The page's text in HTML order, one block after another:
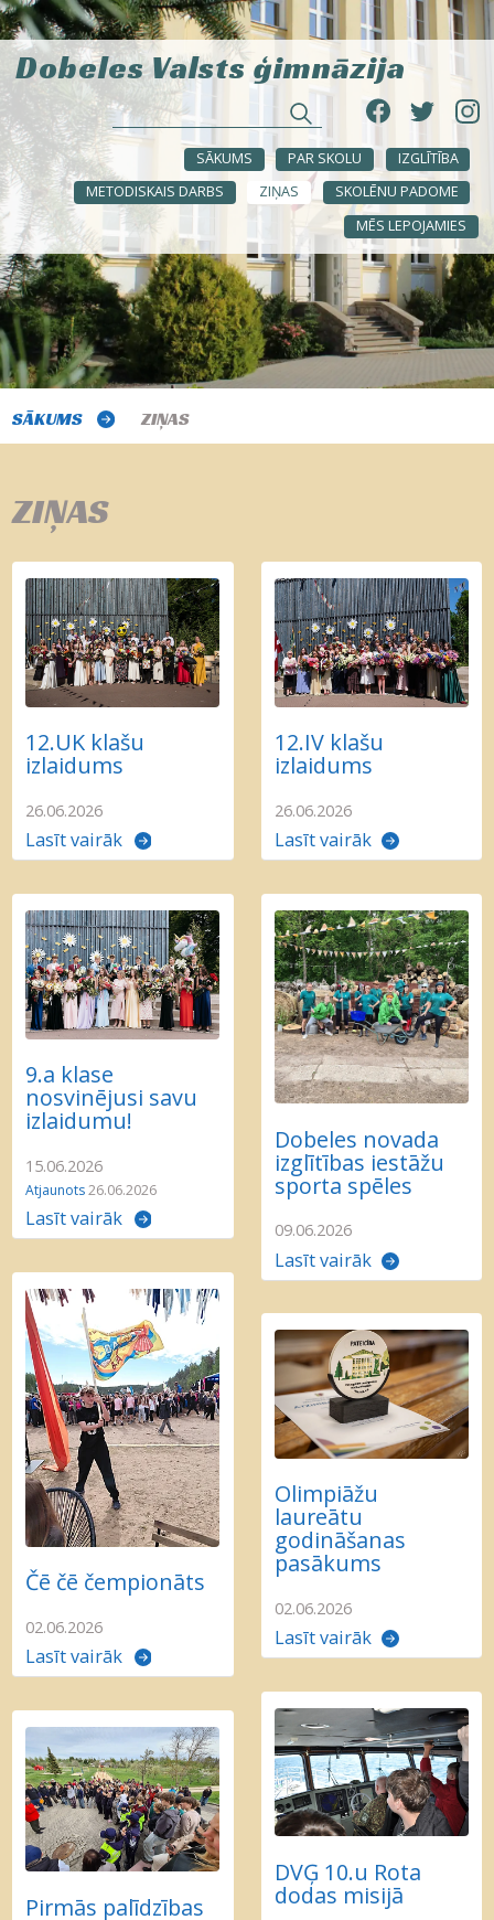
Dobeles Valsts ģimnāzija
SĀKUMS PAR SKOLU
IZGLĪTĪBA
METODISKAIS DARBS
ZIŅAS
SKOLĒNU PADOME
MĒS LEPOJAMIES
SĀKUMS ZIŅAS
ZIŅAS
12.UK klašu
izlaidums
26.06.2026
Lasīt vairāk
12.IV klašu
izlaidums
26.06.2026
Lasīt vairāk
9.a klase
nosvinējusi savu
izlaidumu!
15.06.2026
Atjaunots26.06.2026
Lasīt vairāk
Dobeles novada
izglītības iestāžu
sporta spēles
09.06.2026
Lasīt vairāk
Čē čē čempionāts
02.06.2026
Lasīt vairāk
Olimpiāžu
laureātu
godināšanas
pasākums
02.06.2026
Lasīt vairāk
DVĢ 10.u Rota
dodas misijā
Pirmās palīdzības